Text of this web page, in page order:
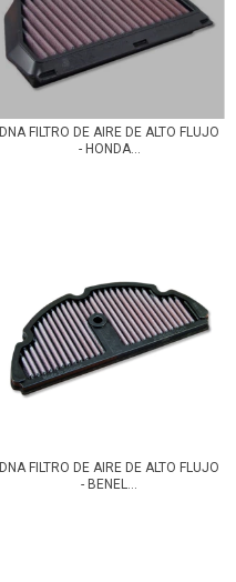
DNA FILTRO DE AIRE DE ALTO FLUJO
- HONDA...
DNA FILTRO DE AIRE DE ALTO FLUJO
- BENEL...